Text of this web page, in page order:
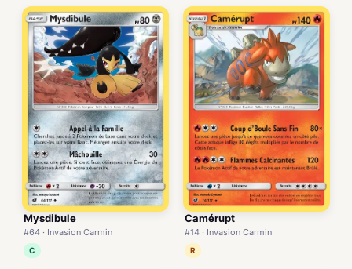
Mysdibule
#64 · Invasion Carmin
C
Camérupt
#14 · Invasion Carmin
R